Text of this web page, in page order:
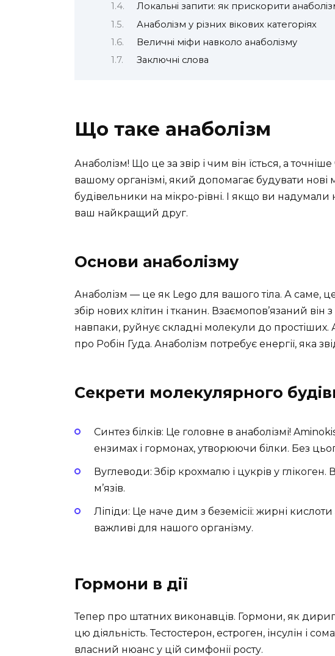
Локальні запити: як прискорити
Анаболізм у різних вікових категоріях
Величні міфи навколо анаболізму
Заключні слова
Що таке анаболізм
Анаболізм! Що це за звір і чим він їсться, а
вашому організмі, який допомагає будувати нові
будівельники на мікро-рівні. І якщо ви
ваш найкращий друг.
Основи анаболізму
Анаболізм — це як Lego для вашого тіла. А саме,
збір нових клітин і тканин. Взаємопов’язаний
навпаки, руйнує складні молекули до простіших.
про Робін Гуда. Анаболізм потребує енергії, яка
Секрети молекулярного
Синтез білків: Це головне в анаболізмі!
ензимах і гормонах, утворюючи білки. Без
Вуглеводи: Збір крохмалю і цукрів у глікоген.
м’язів.
Ліпіди: Це наче дим з беземісії: жирні
важливі для нашого організму.
Гормони в дії
Тепер про штатних виконавців. Гормони, як
цю діяльність. Тестостерон, естроген, інсулін і
власний нюанс у цій симфонії росту.